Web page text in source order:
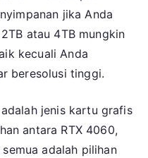
jika Anda
atau 4TB mungkin
kecuali Anda
beresolusi tinggi.
jenis kartu grafis
antara RTX 4060,
adalah pilihan